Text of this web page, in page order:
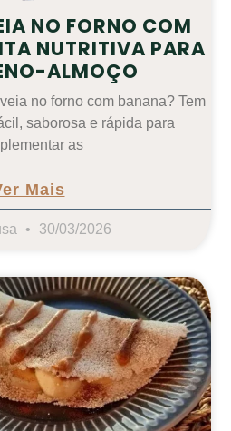
NO FORNO COM
NUTRITIVA PARA
ALMOÇO
no forno com banana? Tem
saborosa e rápida para
as
Mais
30/03/2026